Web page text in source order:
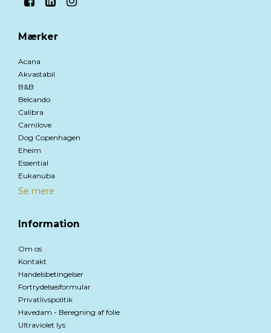
Mærker
Acana
Akvastabil
B&B
Belcando
Calibra
Carnilove
Dog Copenhagen
Eheim
Essential
Eukanuba
Se mere
Information
Om os
Kontakt
Handelsbetingelser
Fortrydelsesformular
Privatlivspolitik
Havedam - Beregning af folie
Ultraviolet lys